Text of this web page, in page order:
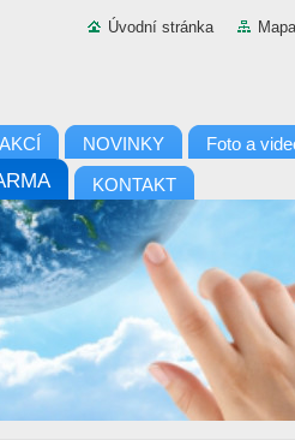
Úvodní stránka
NOVINKY Foto a
KONTAKT